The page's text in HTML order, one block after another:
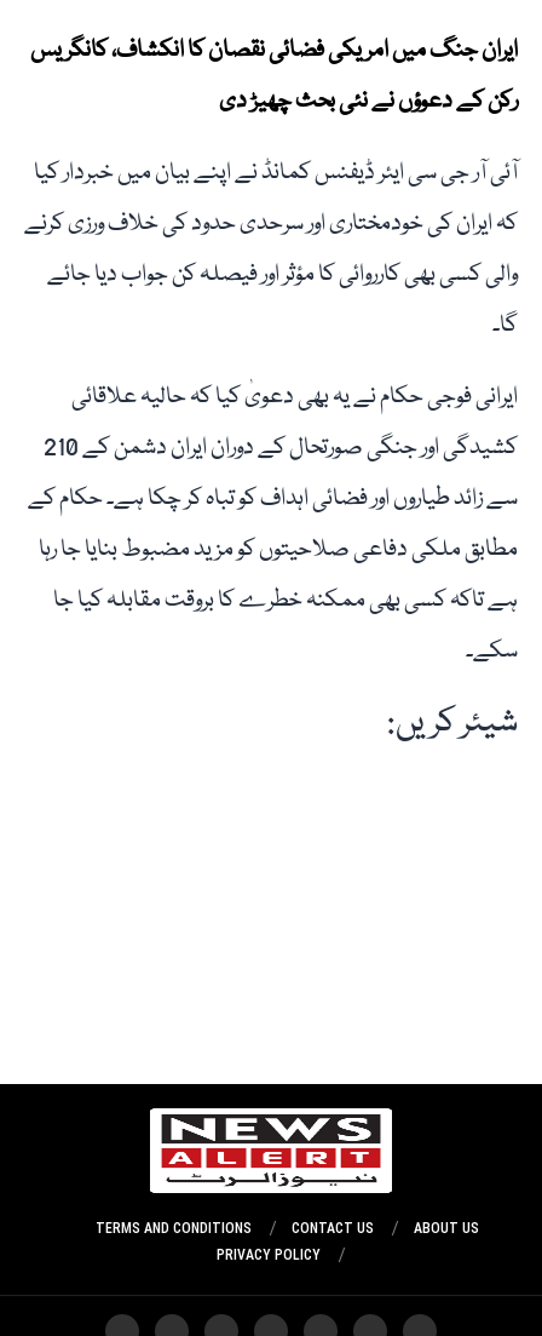
ایران جنگ میں امریکی فضائی نقصان کا انکشاف، کانگریس
رکن کے دعوؤں نے نئی بحث چھیڑ دی
آئی آر جی سی ایئر ڈیفنس کمانڈ نے اپنے بیان میں خبردار کیا
کہ ایران کی خودمختاری اور سرحدی حدود کی خلاف ورزی کرنے
والی کسی بھی کارروائی کا مؤثر اور فیصلہ کن جواب دیا جائے
گا۔
ایرانی فوجی حکام نے یہ بھی دعویٰ کیا کہ حالیہ علاقائی
کشیدگی اور جنگی صورتحال کے دوران ایران دشمن کے 210
سے زائد طیاروں اور فضائی اہداف کو تباہ کر چکا ہے۔ حکام کے
مطابق ملکی دفاعی صلاحیتوں کو مزید مضبوط بنایا جا رہا
ہے تاکہ کسی بھی ممکنہ خطرے کا بروقت مقابلہ کیا جا
سکے۔
شیئر کریں:
ABOUT US
CONTACT US
TERMS AND CONDITIONS
PRIVACY POLICY